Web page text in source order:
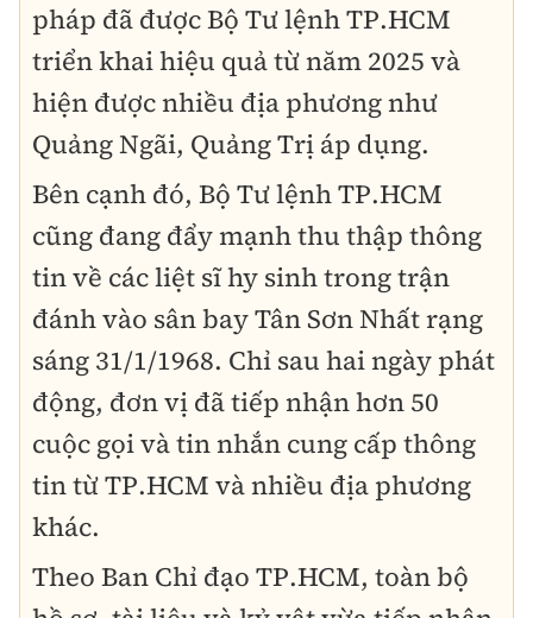
pháp đã được Bộ Tư lệnh TP.HCM
triển khai hiệu quả từ năm 2025 và
hiện được nhiều địa phương như
Quảng Ngãi, Quảng Trị áp dụng.
Bên cạnh đó, Bộ Tư lệnh TP.HCM
cũng đang đẩy mạnh thu thập thông
tin về các liệt sĩ hy sinh trong trận
đánh vào sân bay Tân Sơn Nhất rạng
sáng 31/1/1968. Chỉ sau hai ngày phát
động, đơn vị đã tiếp nhận hơn 50
cuộc gọi và tin nhắn cung cấp thông
tin từ TP.HCM và nhiều địa phương
khác.
Theo Ban Chỉ đạo TP.HCM, toàn bộ